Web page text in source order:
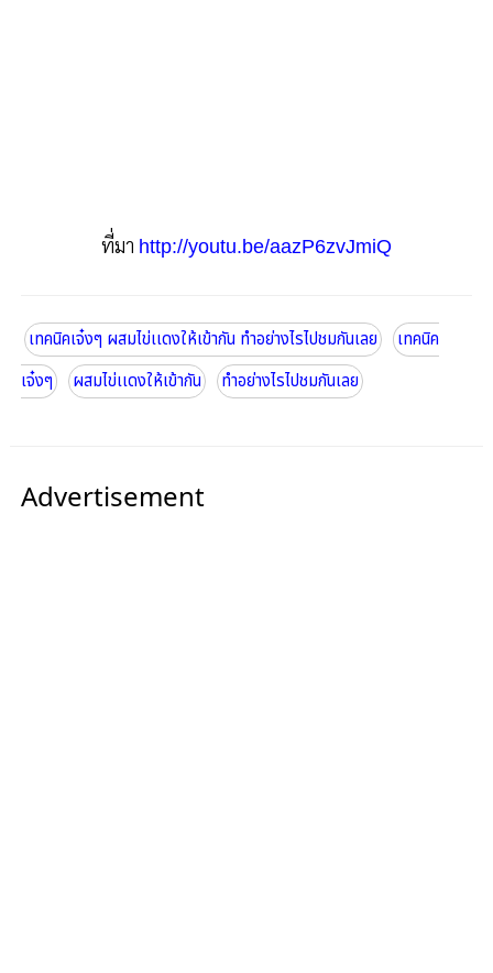
ที่มา http://youtu.be/aazP6zvJmiQ
เทคนิคเจ๋งๆ ผสมไข่เเดงให้เข้ากัน ทำอย่างไรไปชมกันเลย
เทคนิค
เจ๋งๆ
ผสมไข่เเดงให้เข้ากัน ทำอย่างไรไปชมกันเลย
Advertisement